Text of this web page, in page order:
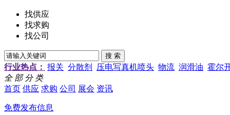
找供应
找求购
找公司
行业热点： 报关 分散剂 压电写真机喷头 物流 润滑油 霍尔
全 部 分 类
首页 供应 求购 公司 展会 资讯
免费发布信息